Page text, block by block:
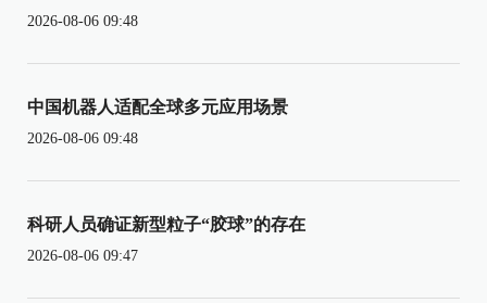
2026-08-06 09:48
中国机器人适配全球多元应用场景
2026-08-06 09:48
科研人员确证新型粒子“胶球”的存在
2026-08-06 09:47